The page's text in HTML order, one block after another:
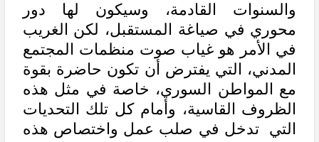
والسنوات القادمة، وسيكون لها دور
محوري في صياغة المستقبل، لكن الغريب
في الأمر هو غياب صوت منظمات المجتمع
المدني، التي يفترض أن تكون حاضرة بقوة
مع المواطن السوري، خاصة في مثل هذه
الظروف القاسية، وأمام كل تلك التحديات
التي تدخل في صلب عمل واختصاص هذه